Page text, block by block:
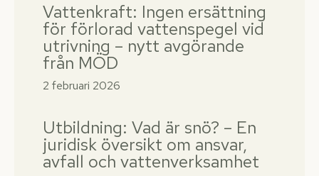
Vattenkraft: Ingen ersättning
för förlorad vattenspegel vid
utrivning – nytt avgörande
från MÖD
2 februari 2026
Utbildning: Vad är snö? – En
juridisk översikt om ansvar,
avfall och vattenverksamhet